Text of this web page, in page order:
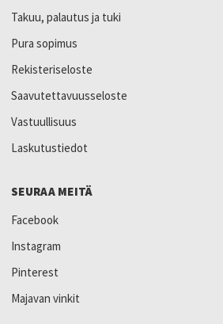
Takuu, palautus ja tuki
Pura sopimus
Rekisteriseloste
Saavutettavuusseloste
Vastuullisuus
Laskutustiedot
SEURAA MEITÄ
Facebook
Instagram
Pinterest
Majavan vinkit